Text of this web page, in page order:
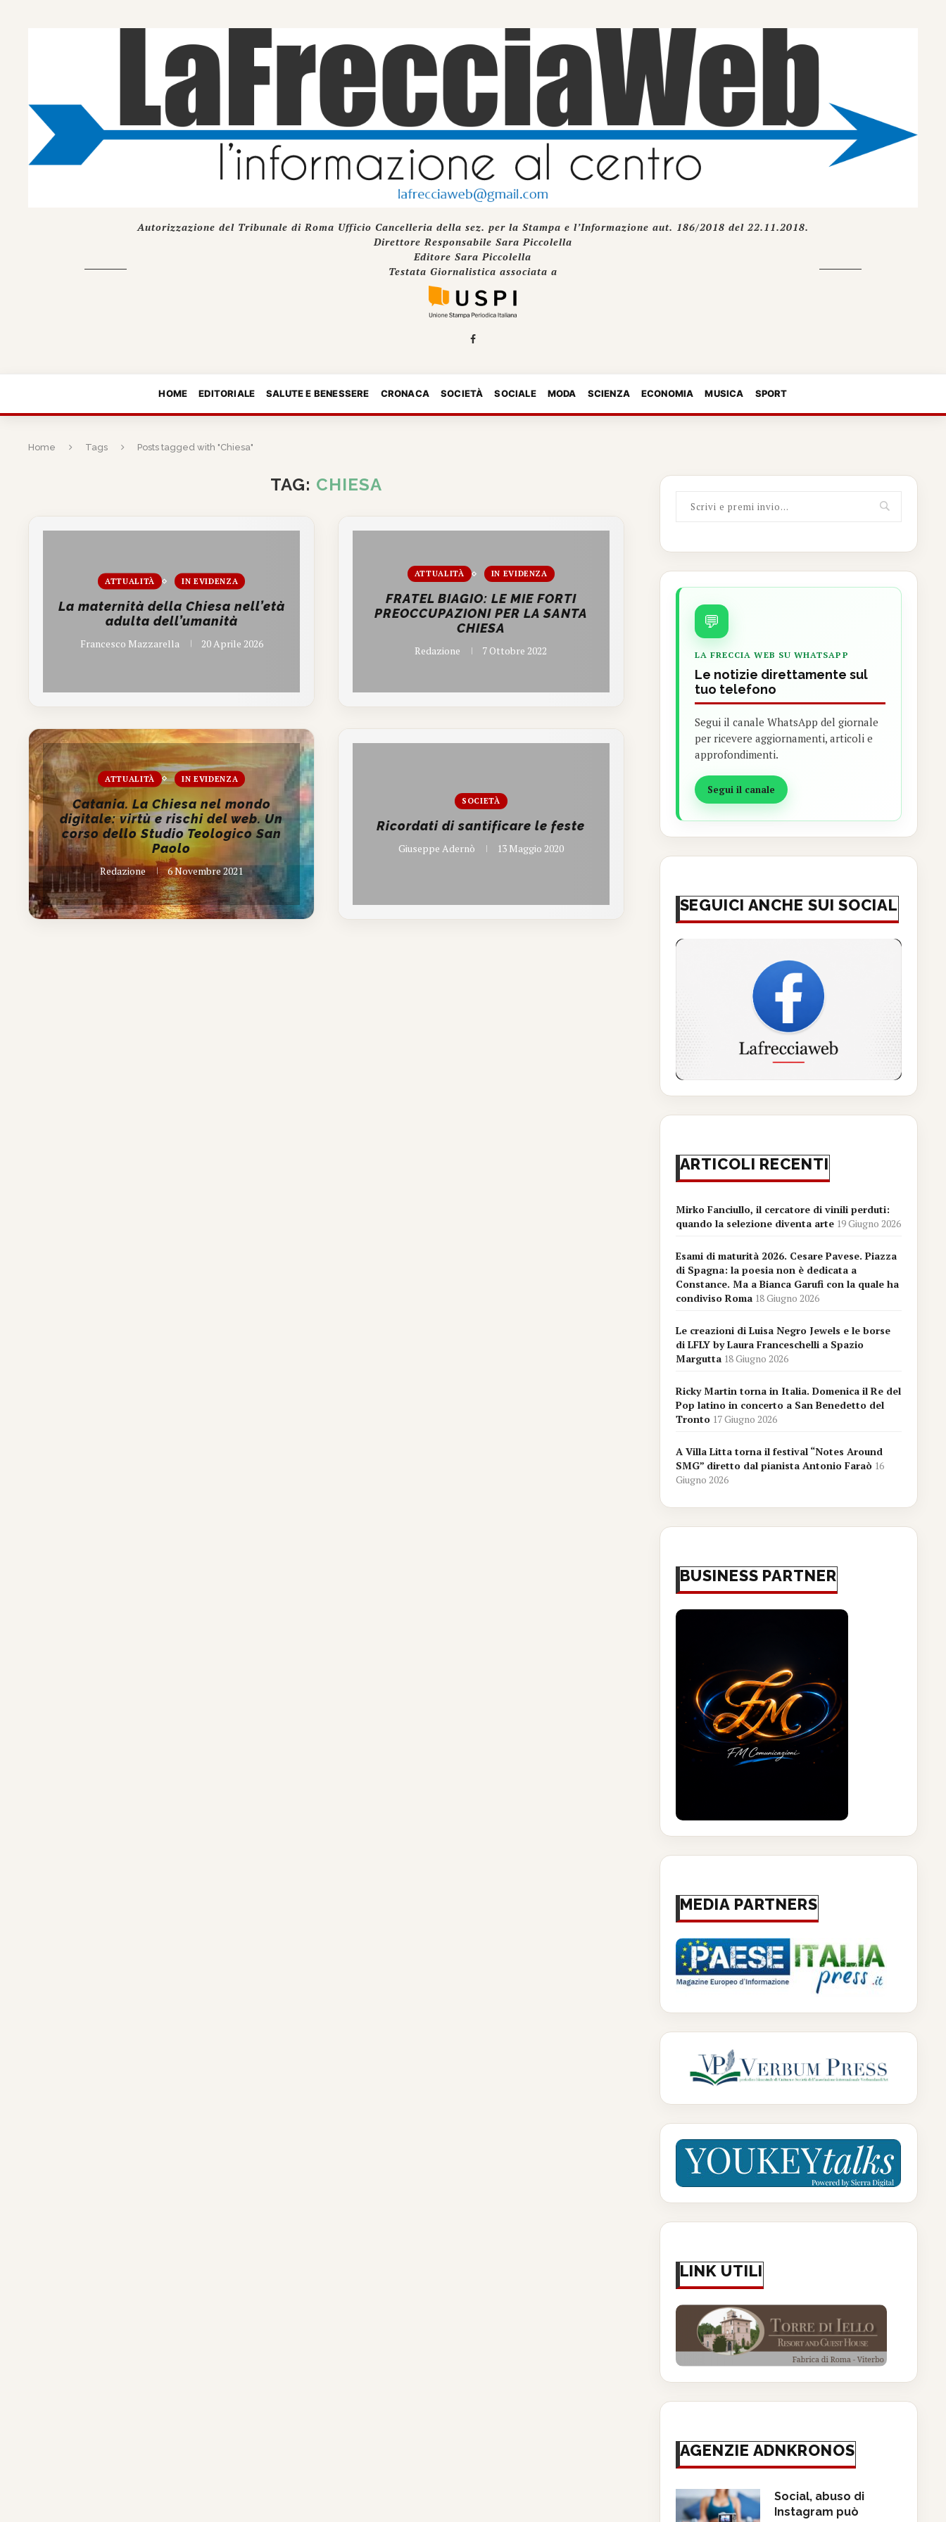
Autorizzazione del Tribunale di Roma Ufficio Cancelleria della sez. per la Stampa e l’Informazione aut. 186/2018 del 22.11.2018.
Direttore Responsabile Sara Piccolella
Editore Sara Piccolella
Testata Giornalistica associata a
HOME EDITORIALE SALUTE E BENESSERE CRONACA SOCIETÀ SOCIALE MODA SCIENZA ECONOMIA MUSICA SPORT
Home Tags Posts tagged with "Chiesa"
TAG: CHIESA
ATTUALITÀ IN EVIDENZA
La maternità della Chiesa nell’età
adulta dell’umanità
Francesco Mazzarella 20 Aprile 2026
ATTUALITÀ IN EVIDENZA
FRATEL BIAGIO: LE MIE FORTI
PREOCCUPAZIONI PER LA SANTA
CHIESA
Redazione 7 Ottobre 2022
ATTUALITÀ IN EVIDENZA
Catania. La Chiesa nel mondo
digitale: virtù e rischi del web. Un
corso dello Studio Teologico San
Paolo
Redazione 6 Novembre 2021
SOCIETÀ
Ricordati di santificare le feste
Giuseppe Adernò 13 Maggio 2020
💬
LA FRECCIA WEB SU WHATSAPP
Le notizie direttamente sul
tuo telefono
Segui il canale WhatsApp del giornale
per ricevere aggiornamenti, articoli e
approfondimenti.
Segui il canale
SEGUICI ANCHE SUI SOCIAL
ARTICOLI RECENTI
Mirko Fanciullo, il cercatore di vinili perduti:
quando la selezione diventa arte 19 Giugno 2026
Esami di maturità 2026. Cesare Pavese. Piazza
di Spagna: la poesia non è dedicata a
Constance. Ma a Bianca Garufi con la quale ha
condiviso Roma 18 Giugno 2026
Le creazioni di Luisa Negro Jewels e le borse
di LFLY by Laura Franceschelli a Spazio
Margutta 18 Giugno 2026
Ricky Martin torna in Italia. Domenica il Re del
Pop latino in concerto a San Benedetto del
Tronto 17 Giugno 2026
A Villa Litta torna il festival “Notes Around
SMG” diretto dal pianista Antonio Faraò 16
Giugno 2026
BUSINESS PARTNER
MEDIA PARTNERS
LINK UTILI
AGENZIE ADNKRONOS
Social, abuso di
Instagram può